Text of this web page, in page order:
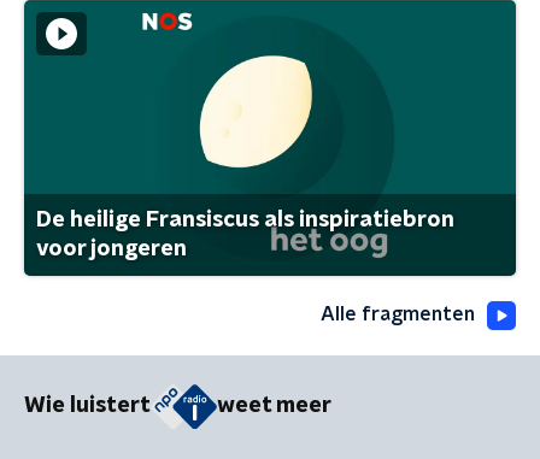
De heilige Fransiscus als inspiratiebron
voor jongeren
Alle fragmenten
Wie luistert weet meer